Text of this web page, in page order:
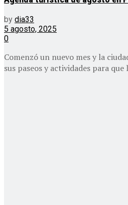
by dia33
5 agosto, 2025
0
Comenzó un nuevo mes y la
sus paseos y actividades para